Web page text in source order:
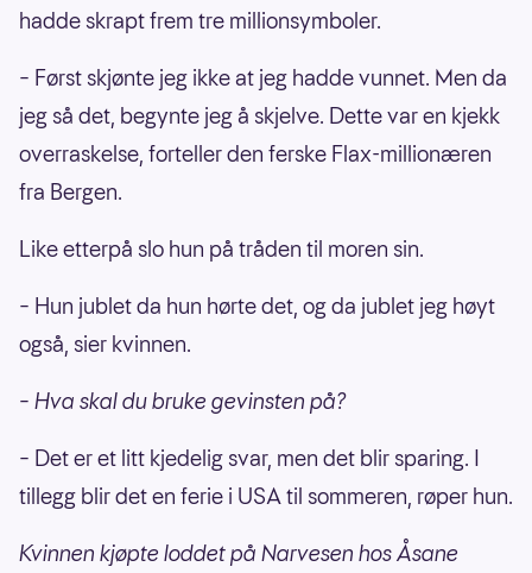
hadde skrapt frem tre millionsymboler.
– Først skjønte jeg ikke at jeg hadde vunnet. Men da
jeg så det, begynte jeg å skjelve. Dette var en kjekk
overraskelse, forteller den ferske Flax-millionæren
fra Bergen.
Like etterpå slo hun på tråden til moren sin.
– Hun jublet da hun hørte det, og da jublet jeg høyt
også, sier kvinnen.
– Hva skal du bruke gevinsten på?
– Det er et litt kjedelig svar, men det blir sparing. I
tillegg blir det en ferie i USA til sommeren, røper hun.
Kvinnen kjøpte loddet på Narvesen hos Åsane